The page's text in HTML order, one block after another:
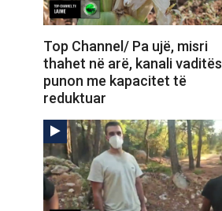
Top Channel/ Pa ujë, misri
thahet në arë, kanali vaditës
punon me kapacitet të
reduktuar